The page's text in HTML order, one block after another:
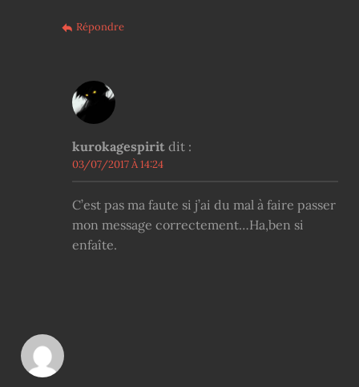
Répondre
kurokagespirit dit :
03/07/2017 À 14:24
C’est pas ma faute si j’ai du mal à faire passer
mon message correctement…Ha,ben si
enfaîte.